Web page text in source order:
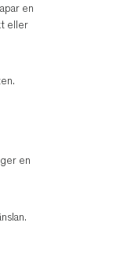
en
eller
en